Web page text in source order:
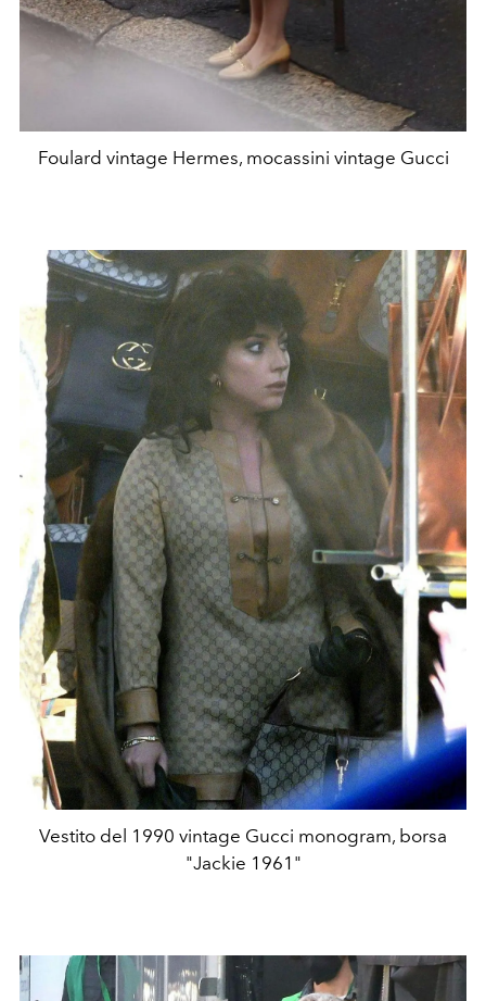
Foulard vintage Hermes, mocassini vintage Gucci
Vestito del 1990 vintage Gucci monogram, borsa
"Jackie 1961"